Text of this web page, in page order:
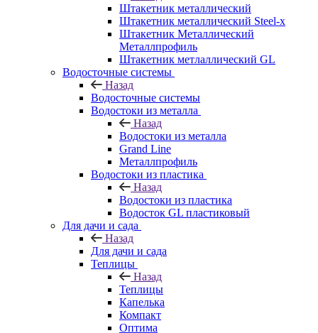
Штакетник металлический
Штакетник металлический Steel-x
Штакетник Металлический
Металлпрофиль
Штакетник метлаллический GL
Водосточные системы
Назад
Водосточные системы
Водостоки из металла
Назад
Водостоки из металла
Grand Line
Металлпрофиль
Водостоки из пластика
Назад
Водостоки из пластика
Водосток GL пластиковый
Для дачи и сада
Назад
Для дачи и сада
Теплицы
Назад
Теплицы
Капелька
Компакт
Оптима